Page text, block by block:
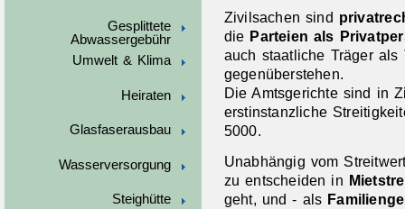
Gesplittete
Abwassergebühr
Umwelt & Klima
Heiraten
Glasfaserausbau
Wasserversorgung
Steighütte
Zivilsachen sind
die Parteien als
auch staatliche Träger als
gegenüberstehen.
Die Amtsgerichte sind in
erstinstanzliche
5000.
Unabhängig vom
zu entscheiden in
geht, und - als